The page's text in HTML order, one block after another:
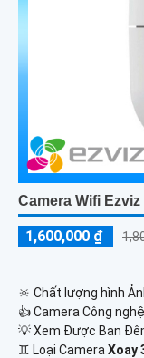
Camera Wifi
1,600,000 ₫
🔆 Chất lượng hình
👍 Camera Công
💡 Xem Được Ban
♊ Loại Camera Xoay